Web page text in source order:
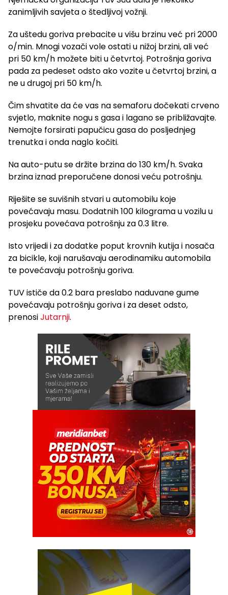
zanimljivih savjeta o štedljivoj vožnji.
Za uštedu goriva prebacite u višu brzinu već pri 2000
o/min. Mnogi vozači vole ostati u nižoj brzini, ali već
pri 50 km/h možete biti u četvrtoj. Potrošnja goriva
pada za pedeset odsto ako vozite u četvrtoj brzini, a
ne u drugoj pri 50 km/h.
Čim shvatite da će vas na semaforu dočekati crveno
svjetlo, maknite nogu s gasa i lagano se približavajte.
Nemojte forsirati papučicu gasa do posljednjeg
trenutka i onda naglo kočiti.
Na auto-putu se držite brzina do 130 km/h. Svaka
brzina iznad preporučene donosi veću potrošnju.
Riješite se suvišnih stvari u automobilu koje
povećavaju masu. Dodatnih 100 kilograma u vozilu u
prosjeku povećava potrošnju za 0.3 litre.
Isto vrijedi i za dodatke poput krovnih kutija i nosača
za bicikle, koji narušavaju aerodinamiku automobila
te povećavaju potrošnju goriva.
TUV ističe da 0.2 bara preslabo naduvane gume
povećavaju potrošnju goriva i za deset odsto,
prenosiJutarnji.